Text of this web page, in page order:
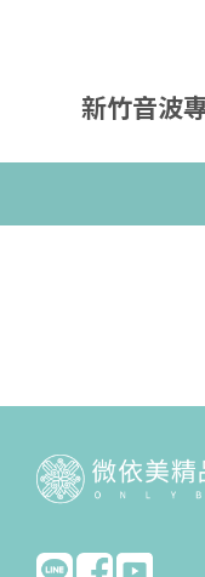
新竹音波